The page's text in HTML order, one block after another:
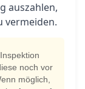
auszahlen,
vermeiden.
noch vor
möglich,